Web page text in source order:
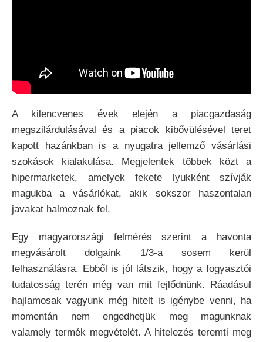
A kilencvenes évek elején a piacgazdaság
megszilárdulásával és a piacok kibővülésével teret
kapott hazánkban is a nyugatra jellemző vásárlási
szokások kialakulása. Megjelentek többek közt a
hipermarketek, amelyek fekete lyukként szívják
magukba a vásárlókat, akik sokszor haszontalan
javakat halmoznak fel.
Egy magyarországi felmérés szerint a havonta
megvásárolt dolgaink 1/3-a sosem kerül
felhasználásra. Ebből is jól látszik, hogy a fogyasztói
tudatosság terén még van mit fejlődnünk. Ráadásul
hajlamosak vagyunk még hitelt is igénybe venni, ha
momentán nem engedhetjük meg magunknak
valamely termék megvételét. A hitelezés teremti meg